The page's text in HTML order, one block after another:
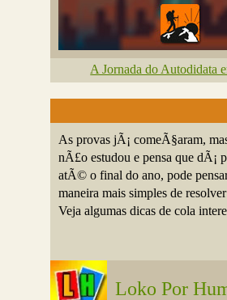
A Jornada do Autodidata
As provas jÃ¡ comeÃ§aram,
nÃ£o estudou e pensa que dÃ¡
atÃ© o final do ano, pode
maneira mais simples de
Veja algumas dicas de cola
Loko Por